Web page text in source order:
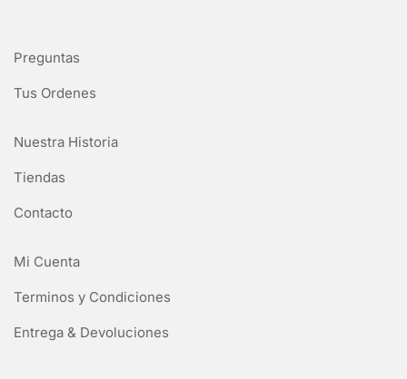
Preguntas
Tus Ordenes
Nuestra Historia
Tiendas
Contacto
Mi Cuenta
Terminos y Condiciones
Entrega & Devoluciones